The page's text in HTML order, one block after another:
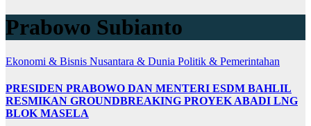
Prabowo Subianto
Ekonomi & Bisnis Nusantara & Dunia Politik & Pemerintahan
PRESIDEN PRABOWO DAN MENTERI ESDM BAHLIL
RESMIKAN GROUNDBREAKING PROYEK ABADI LNG
BLOK MASELA